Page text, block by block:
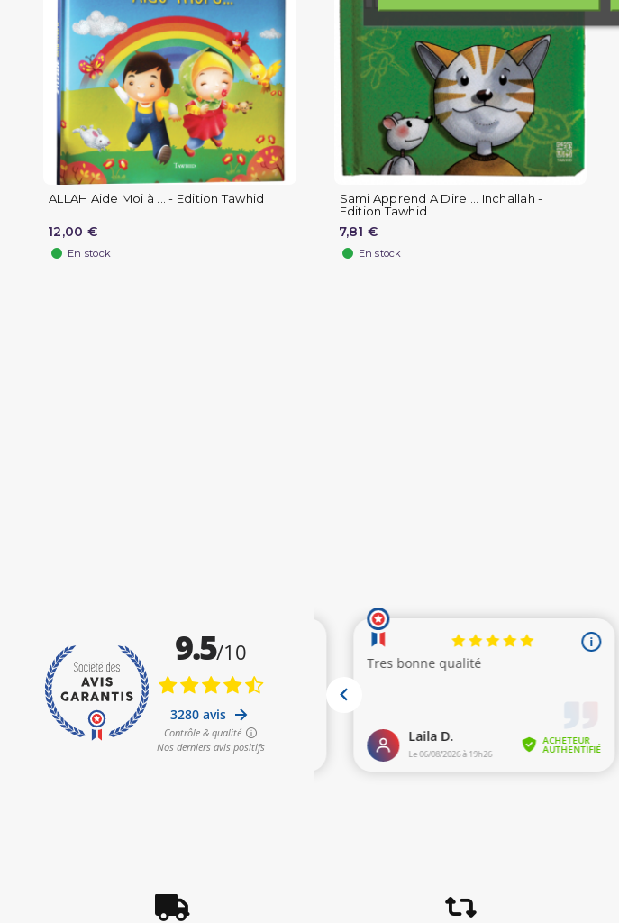
ALLAH Aide Moi à ... - Edition Tawhid
12,00 €
En stock
Sami Apprend A Dire ... Inchallah -
Edition Tawhid
7,81 €
En stock